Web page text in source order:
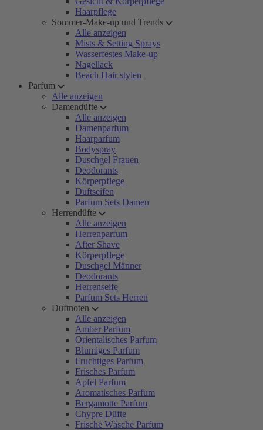
Haarpflege
Sommer-Make-up und Trends
Alle anzeigen
Mists & Setting Sprays
Wasserfestes Make-up
Nagellack
Beach Hair stylen
Parfum
Alle anzeigen
Damendüfte
Alle anzeigen
Damenparfum
Haarparfum
Bodyspray
Duschgel Frauen
Deodorants
Körperpflege
Duftseifen
Parfum Sets Damen
Herrendüfte
Alle anzeigen
Herrenparfum
After Shave
Körperpflege
Duschgel Männer
Deodorants
Herrenseife
Parfum Sets Herren
Duftnoten
Alle anzeigen
Amber Parfum
Orientalisches Parfum
Blumiges Parfum
Fruchtiges Parfum
Frisches Parfum
Apfel Parfum
Aromatisches Parfum
Bergamotte Parfum
Chypre Düfte
Frische Wäsche Parfum